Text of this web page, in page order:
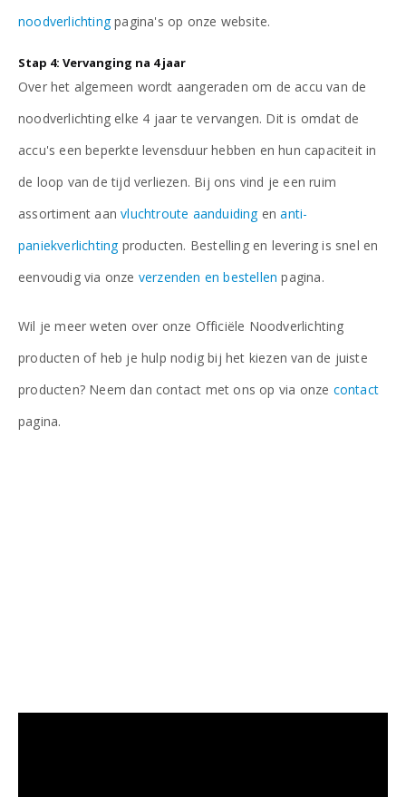
noodverlichtingpagina's op onze website.
Stap 4: Vervanging na 4 jaar
Over het algemeen wordt aangeraden om de accu van de
noodverlichting elke 4 jaar te vervangen. Dit is omdat de
accu's een beperkte levensduur hebben en hun capaciteit in
de loop van de tijd verliezen. Bij ons vind je een ruim
assortiment aanvluchtroute aanduidingenanti-
paniekverlichtingproducten. Bestelling en levering is snel en
eenvoudig via onze verzenden en bestellen pagina.
Wil je meer weten over onze Officiële Noodverlichting
producten of heb je hulp nodig bij het kiezen van de juiste
producten? Neem dan contact met ons op via onze contact
pagina.